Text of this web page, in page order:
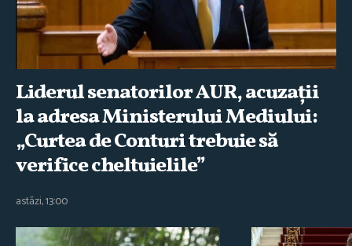
Liderul senatorilor AUR, acuzaţii
la adresa Ministerului Mediului:
„Curtea de Conturi trebuie să
verifice cheltuielile”
astăzi, 13:00